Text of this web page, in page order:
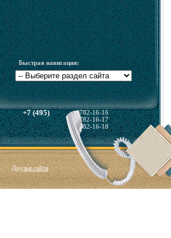
Быстрая навигация:
+7 (495)
782-16-16
782-16-17
782-16-18
Друзья сайта